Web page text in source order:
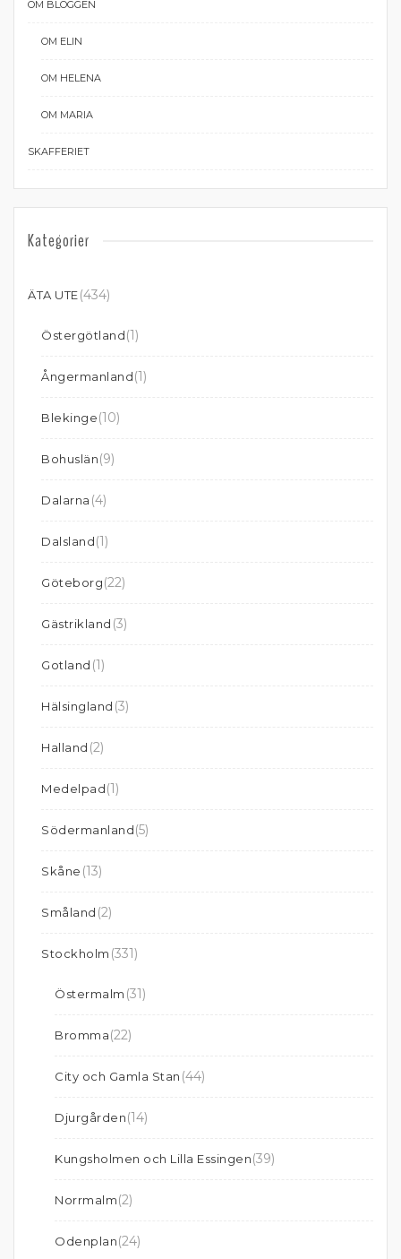
OM BLOGGEN
OM ELIN
OM HELENA
OM MARIA
SKAFFERIET
Kategorier
ÄTA UTE(434)
Östergötland(1)
Ångermanland(1)
Blekinge(10)
Bohuslän(9)
Dalarna (4)
Dalsland(1)
Göteborg(22)
Gästrikland (3)
Gotland (1)
Hälsingland (3)
Halland (2)
Medelpad(1)
Södermanland(5)
Skåne (13)
Småland (2)
Stockholm (331)
Östermalm (31)
Bromma(22)
City och Gamla Stan (44)
Djurgården(14)
Kungsholmen och Lilla Essingen(39)
Norrmalm(2)
Odenplan(24)